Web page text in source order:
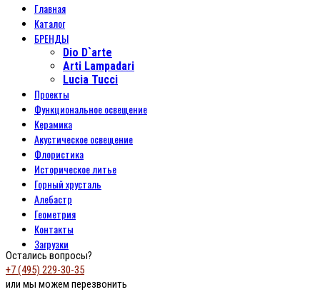
Главная
Каталог
БРЕНДЫ
Dio D`arte
Arti Lampadari
Lucia Tucci
Проекты
Функциональное освещение
Керамика
Акустическое освещение
Флористика
Историческое литье
Горный хрусталь
Алебастр
Геометрия
Контакты
Загрузки
Остались вопросы?
+7 (495) 229-30-35
или мы можем перезвонить